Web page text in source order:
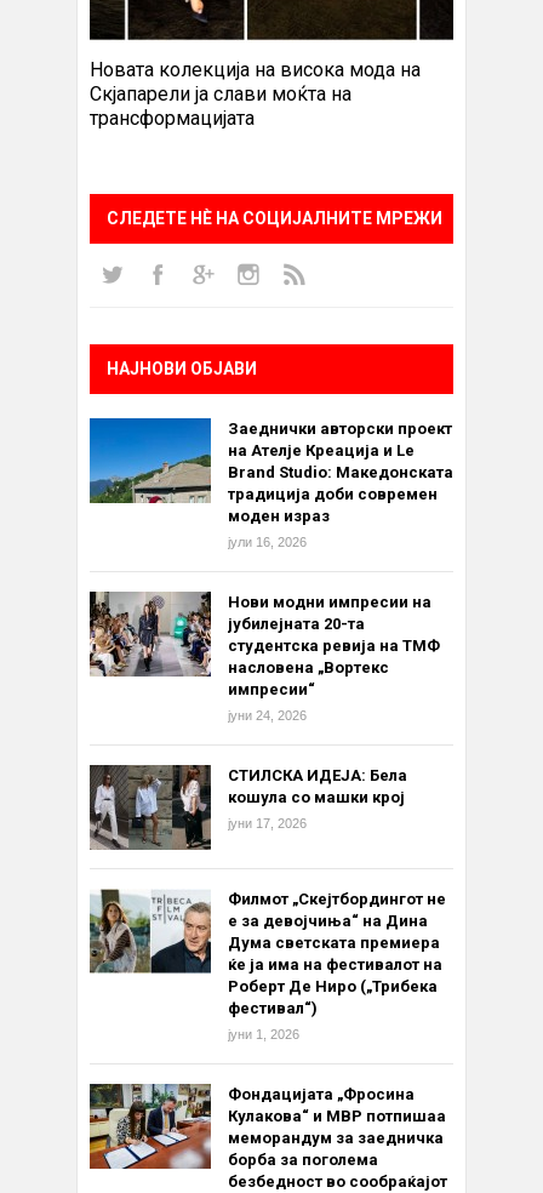
Новата колекција на висока мода на
Скјапарели ја слави моќта на
трансформацијата
СЛЕДЕТЕ НÈ НА СОЦИЈАЛНИТЕ МРЕЖИ
НАЈНОВИ ОБЈАВИ
Заеднички авторски проект
на Ателје Креација и Le
Brand Studio: Македонската
традиција доби современ
моден израз
јули 16, 2026
Нови модни импресии на
јубилејната 20-та
студентска ревија на ТМФ
насловена „Вортекс
импресии“
јуни 24, 2026
СТИЛСКА ИДЕЈА: Бела
кошула со машки крој
јуни 17, 2026
Филмот „Скејтбордингот не
е за девојчиња“ на Дина
Дума светската премиера
ќе ја има на фестивалот на
Роберт Де Ниро („Трибека
фестивал“)
јуни 1, 2026
Фондацијата „Фросина
Кулакова“ и МВР потпишаа
меморандум за заедничка
борба за поголема
безбедност во сообраќајот